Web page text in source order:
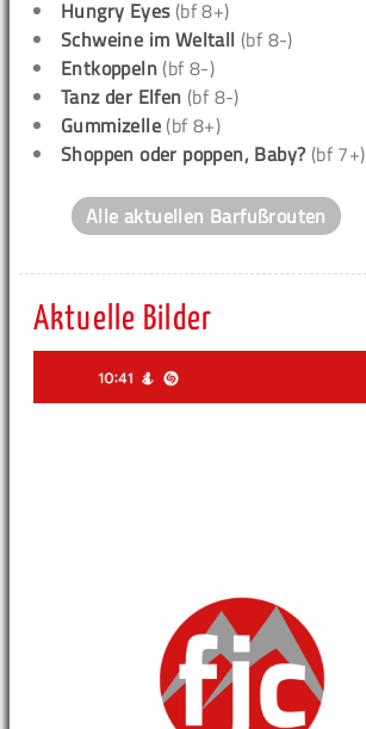
Hungry Eyes(bf 8+)
Schweine im Weltall (bf 8-)
Entkoppeln (bf 8-)
Tanz der Elfen (bf 8-)
Gummizelle (bf 8+)
Shoppen oder poppen, Baby? (bf 7+)
Alle aktuellen Barfußrouten
Aktuelle Bilder